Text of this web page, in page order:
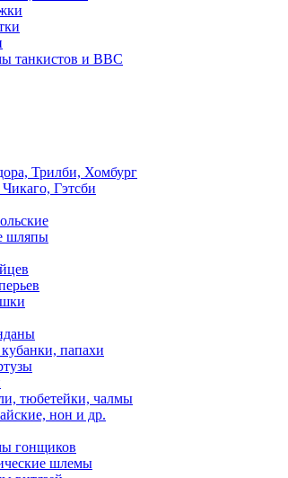
танкистов и ВВС
Трилби, Хомбург
Гэтсби
шляпы
папахи
тюбетейки, чалмы
нон и др.
гонщиков
шлемы